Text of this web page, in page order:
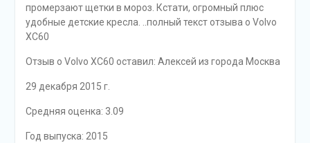
промерзают щетки в мороз. Кстати, огромный плюс
удобные детские кресла. ..полный текст отзыва о Volvo
XC60
Отзыв o Volvo XC60 оставил: Алексей из города Москва
29 декабря 2015 г.
Средняя оценка: 3.09
Год выпуска: 2015